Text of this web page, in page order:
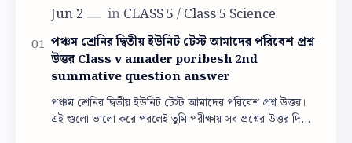
পঞ্চম শ্রেনির দ্বিতীয় ইউনিট টেস্ট আমাদের পরিবেশ প্রশ্ন
উত্তর Class v amader poribesh 2nd
summative question answer
পঞ্চম শ্রেনির দ্বিতীয় ইউনিট টেস্ট আমাদের পরিবেশ প্রশ্ন উত্তর।
এই গুলো ভালো করে পরলেই তুমি পরীক্ষায় সব প্রশ্নের উত্তর দিতে